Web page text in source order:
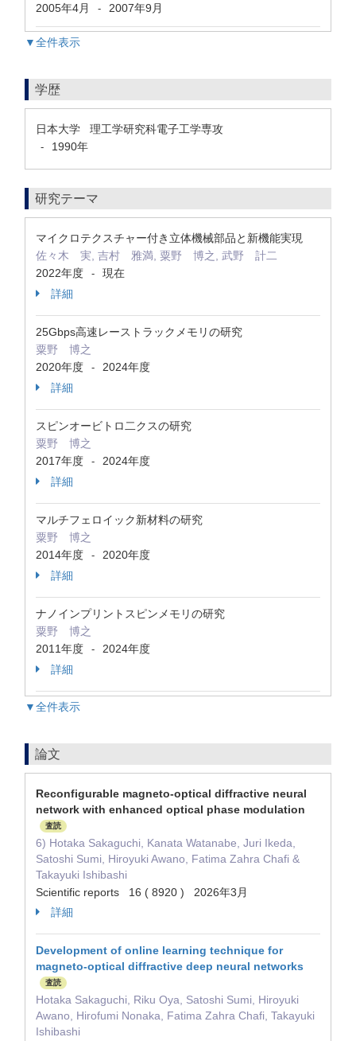
2005年4月
- 2007年9月
▼全件表示
学歴
日本大学 理工学研究科電子工学専攻
- 1990年
研究テーマ
マイクロテクスチャー付き立体機械部品と新機能実現
佐々木 実, 吉村 雅満, 粟野 博之, 武野 計二
2022年度
-
現在
詳細
25Gbps高速レーストラックメモリの研究
粟野 博之
2020年度
-
2024年度
詳細
スピンオービトロ二クスの研究
粟野 博之
2017年度
-
2024年度
詳細
マルチフェロイック新材料の研究
粟野 博之
2014年度
-
2020年度
詳細
ナノインプリントスピンメモリの研究
粟野 博之
2011年度
-
2024年度
詳細
▼全件表示
論文
Reconfigurable magneto-optical diffractive neural
network with enhanced optical phase modulation
査読
6) Hotaka Sakaguchi, Kanata Watanabe, Juri Ikeda,
Satoshi Sumi, Hiroyuki Awano, Fatima Zahra Chafi &
Takayuki Ishibashi
Scientific reports 16 ( 8920 ) 2026年3月
詳細
Development of online learning technique for
magneto-optical diffractive deep neural networks
査読
Hotaka Sakaguchi, Riku Oya, Satoshi Sumi, Hiroyuki
Awano, Hirofumi Nonaka, Fatima Zahra Chafi, Takayuki
Ishibashi